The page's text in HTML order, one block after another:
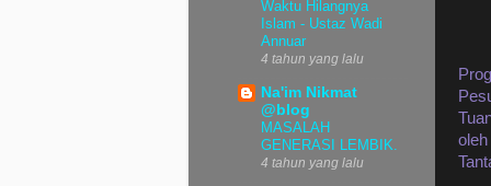
Waktu Hilangnya
Islam - Ustaz Wadi
Annuar
4 tahun yang lalu
Na'im Nikmat
@blog
MASALAH
GENERASI LEMBIK.
4 tahun yang lalu